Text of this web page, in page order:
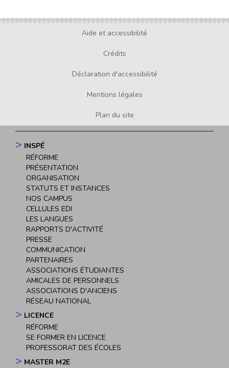
Aide et accessibilité
Crédits
Déclaration d'accessibilité
Mentions légales
Plan du site
Navigation
principale
INSPÉ
RÉFORME
PRÉSENTATION
ORGANISATION
STATUTS ET INSTANCES
NOS CAMPUS
CELLULES EDI
LES LANGUES
RAPPORTS D'ACTIVITÉ
PRESSE
COMMUNICATION
PARTENAIRES
ASSOCIATIONS ÉTUDIANTES
AMICALES DE PERSONNELS
ASSOCIATIONS D'ANCIENS
RÉSEAU NATIONAL
LICENCE
RÉFORME
SE FORMER EN LICENCE
PROFESSORAT DES ÉCOLES
MASTER M2E